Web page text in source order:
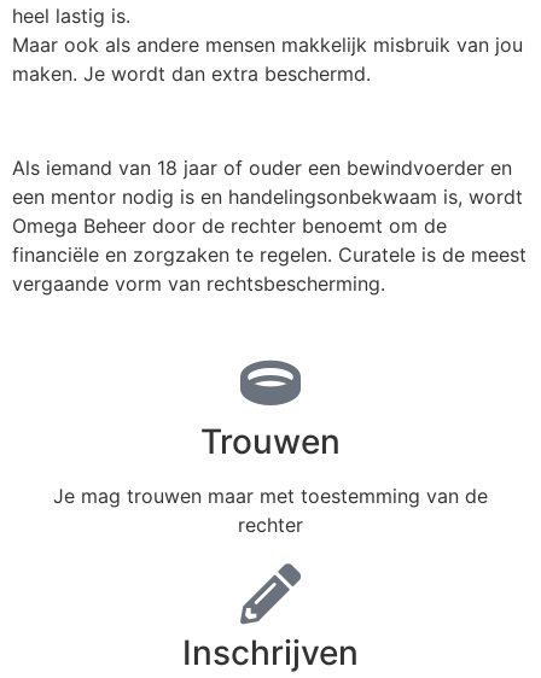
heel lastig is.
Maar ook als andere mensen makkelijk misbruik van jou
maken. Je wordt dan extra beschermd.
Als iemand van 18 jaar of ouder een bewindvoerder en
een mentor nodig is en handelingsonbekwaam is, wordt
Omega Beheer door de rechter benoemt om de
financiële en zorgzaken te regelen. Curatele is de meest
vergaande vorm van rechtsbescherming.
Trouwen
Je mag trouwen maar met toestemming van de
rechter
Inschrijven